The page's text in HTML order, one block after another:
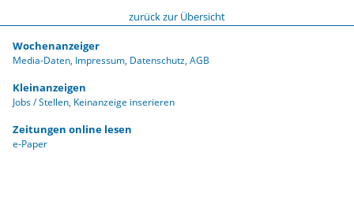
zurück zur Übersicht
Wochenanzeiger
Media-Daten Impressum Datenschutz AGB
Kleinanzeigen
Jobs / Stellen Keinanzeige inserieren
Zeitungen online lesen
e-Paper